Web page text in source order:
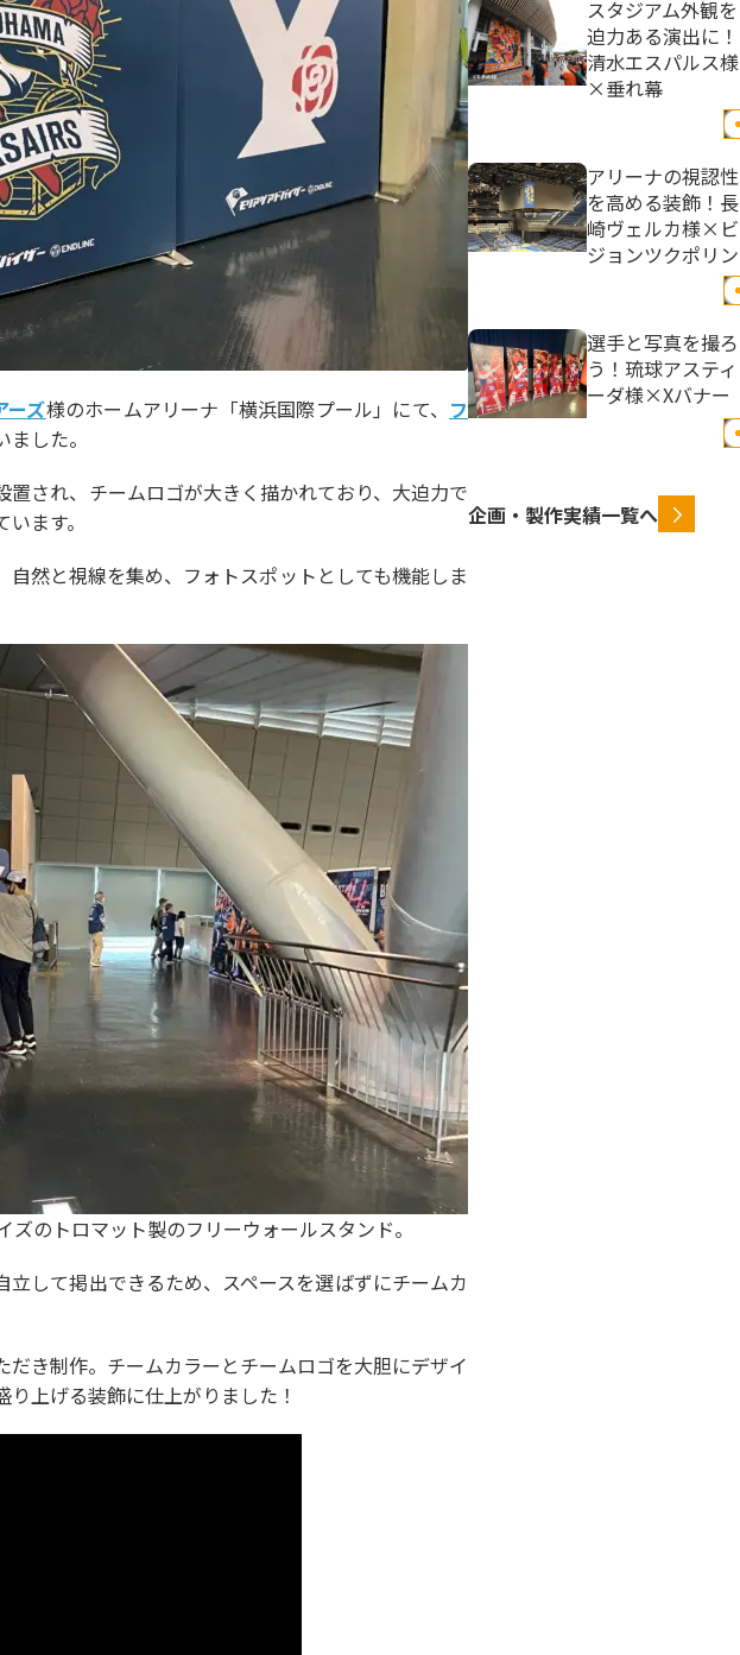
ーズ様のホームアリーナ「横浜国際プール」にて、 フ
した。
され、チームロゴが大きく描かれており、大迫力で
ます。
然と視線を集め、フォトスポットとしても機能しま
のトロマット製のフリーウォールスタンド。
して掲出できるため、スペースを選ばずにチームカ
き制作。チームカラーとチームロゴを大胆にデザイ
上げる装飾に仕上がりました！
スタジアム外観を
迫力ある演出に！
清水エスパルス様
×垂れ幕
アリーナの視認性
を高める装飾！長
崎ヴェルカ様×ビ
ジョンツクポリン
選手と写真を撮ろ
う！琉球アスティ
ーダ様×Xバナー
企画・製作実績一覧へ